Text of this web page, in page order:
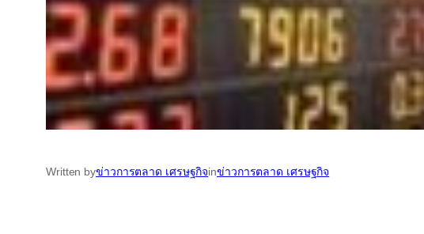
Written byข่าวการตลาด เศรษฐกิจinข่าวการตลาด เศรษฐกิจ